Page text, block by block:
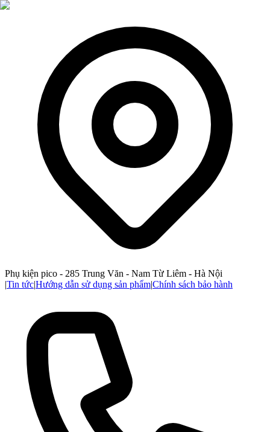
Phụ kiện pico - 285 Trung Văn - Nam Từ Liêm - Hà Nội
|Tin tức|Hướng dẫn sử dụng sản phẩm|Chính sách bảo hành